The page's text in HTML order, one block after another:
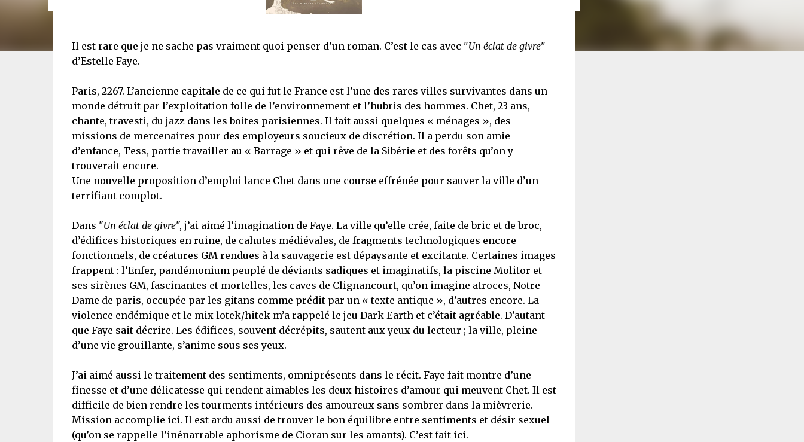
Il est rare que je ne sache pas vraiment quoi penser d’un roman. C’est le cas avec "Un éclat de givre"
d’Estelle Faye.
Paris, 2267. L’ancienne capitale de ce qui fut le France est l’une des rares villes survivantes dans un
monde détruit par l’exploitation folle de l’environnement et l’hubris des hommes. Chet, 23 ans,
chante, travesti, du jazz dans les boites parisiennes. Il fait aussi quelques « ménages », des
missions de mercenaires pour des employeurs soucieux de discrétion. Il a perdu son amie
d’enfance, Tess, partie travailler au « Barrage » et qui rêve de la Sibérie et des forêts qu’on y
trouverait encore.
Une nouvelle proposition d’emploi lance Chet dans une course effrénée pour sauver la ville d’un
terrifiant complot.
Dans "Un éclat de givre", j’ai aimé l’imagination de Faye. La ville qu’elle crée, faite de bric et de broc,
d’édifices historiques en ruine, de cahutes médiévales, de fragments technologiques encore
fonctionnels, de créatures GM rendues à la sauvagerie est dépaysante et excitante. Certaines images
frappent : l’Enfer, pandémonium peuplé de déviants sadiques et imaginatifs, la piscine Molitor et
ses sirènes GM, fascinantes et mortelles, les caves de Clignancourt, qu’on imagine atroces, Notre
Dame de paris, occupée par les gitans comme prédit par un « texte antique », d’autres encore. La
violence endémique et le mix lotek/hitek m’a rappelé le jeu Dark Earth et c’était agréable. D’autant
que Faye sait décrire. Les édifices, souvent décrépits, sautent aux yeux du lecteur ; la ville, pleine
d’une vie grouillante, s’anime sous ses yeux.
J’ai aimé aussi le traitement des sentiments, omniprésents dans le récit. Faye fait montre d’une
finesse et d’une délicatesse qui rendent aimables les deux histoires d’amour qui meuvent Chet. Il est
difficile de bien rendre les tourments intérieurs des amoureux sans sombrer dans la mièvrerie.
Mission accomplie ici. Il est ardu aussi de trouver le bon équilibre entre sentiments et désir sexuel
(qu’on se rappelle l’inénarrable aphorisme de Cioran sur les amants). C’est fait ici.